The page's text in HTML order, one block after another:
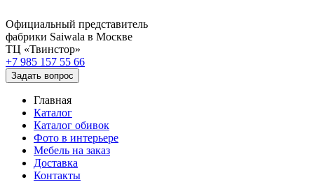
Официальный представитель
фабрики Saiwala в Москве
ТЦ «Твинстор»
+7 985 157 55 66
Задать вопрос
Главная
Каталог
Каталог обивок
Фото в интерьере
Мебель на заказ
Доставка
Контакты